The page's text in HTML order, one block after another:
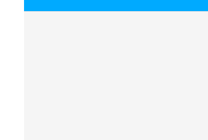
für Malk Göhren.